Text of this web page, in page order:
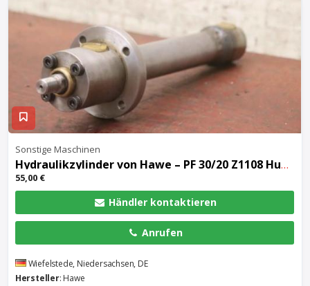
Sonstige Maschinen
Hydraulikzylindervon Hawe – PF 30/20 Z1108 Hub 166 mm
55,00 €
Händler kontaktieren
Anrufen
Wiefelstede, Niedersachsen, DE
Hersteller: Hawe